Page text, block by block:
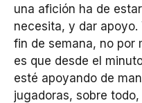
una afición ha de
necesita, y dar
fin de semana, no por
es que desde el
esté apoyando de
jugadoras, sobre